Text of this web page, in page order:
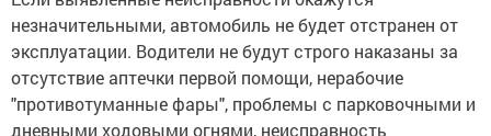
незначительными, автомобиль не будет отстранен от
эксплуатации. Водители не будут строго наказаны за
отсутствие аптечки первой помощи, нерабочие
"противотуманные фары", проблемы с парковочными и
дневными ходовыми огнями, неисправность